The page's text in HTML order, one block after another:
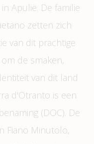
Apulië. De familie
zetten zich
van dit prachtige
de smaken,
van dit land
d'Otranto is een
(DOC). De
Fiano Minutolo,